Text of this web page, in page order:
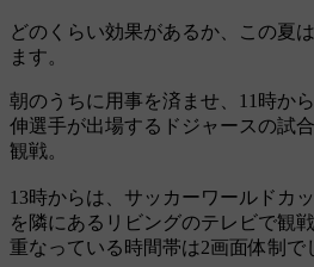
どのくらい効果があるか、この夏
ます。
朝のうちに用事を済ませ、11時か
伸選手が出場するドジャースの試
観戦。
13時からは、サッカーワールドカ
を隣にあるリビングのテレビで観戦
重なっている時間帯は2画面体制で